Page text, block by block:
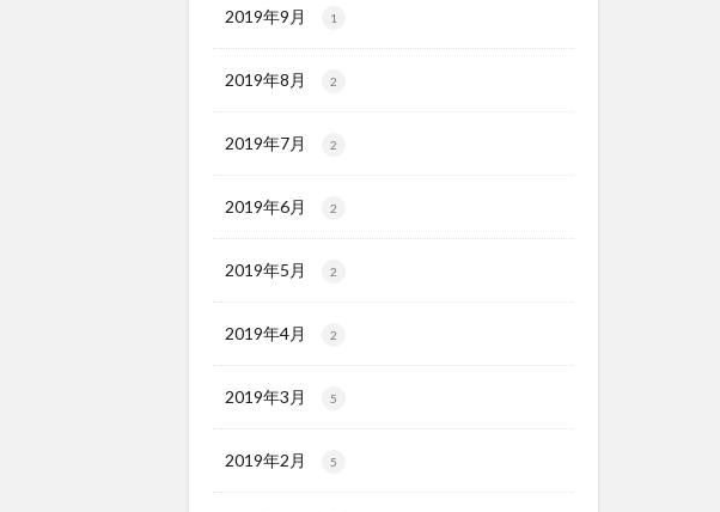
2019年9月 1
2019年8月 2
2019年7月 2
2019年6月 2
2019年5月 2
2019年4月 2
2019年3月 5
2019年2月 5